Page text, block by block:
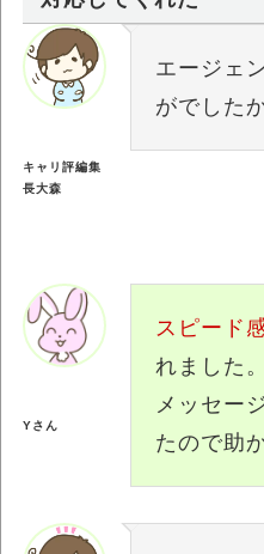
キャリ評編集
長大森
エージェ
がでした
スピード
れました。
メッセー
たので助
Yさん